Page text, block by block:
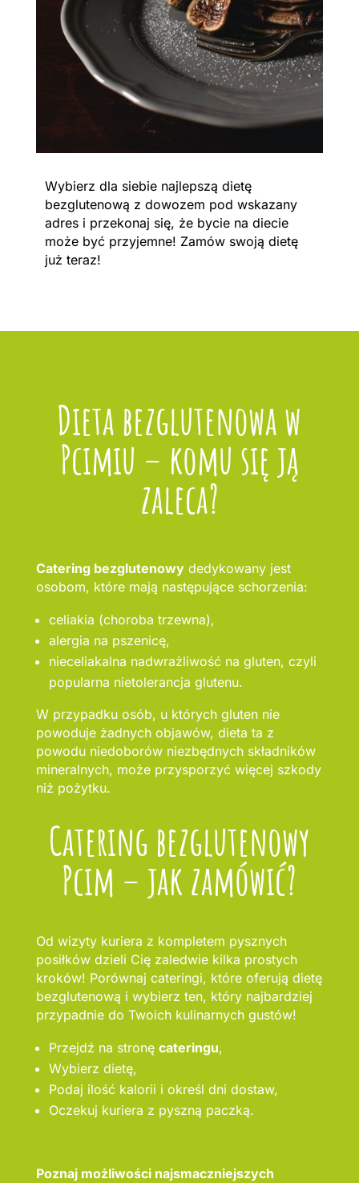
Wybierz dla siebie najlepszą dietę
bezglutenową z dowozem pod wskazany
adres i przekonaj się, że bycie na diecie
może być przyjemne! Zamów swoją dietę
już teraz!
Dieta bezglutenowa w
Pcimiu – komu się ją
zaleca?
Catering bezglutenowydedykowany jest
osobom, które mają następujące schorzenia:
celiakia (choroba trzewna),
alergia na pszenicę,
nieceliakalna nadwrażliwość na gluten, czyli
popularna nietolerancja glutenu.
W przypadku osób, u których gluten nie
powoduje żadnych objawów, dieta ta z
powodu niedoborów niezbędnych składników
mineralnych, może przysporzyć więcej szkody
niż pożytku.
Catering bezglutenowy
Pcim – jak zamówić?
Od wizyty kuriera z kompletem pysznych
posiłków dzieli Cię zaledwie kilka prostych
kroków! Porównaj cateringi, które oferują dietę
bezglutenową i wybierz ten, który najbardziej
przypadnie do Twoich kulinarnych gustów!
Przejdź na stronę cateringu,
Wybierz dietę,
Podaj ilość kalorii i określ dni dostaw,
Oczekuj kuriera z pyszną paczką.
Poznaj możliwości najsmaczniejszych